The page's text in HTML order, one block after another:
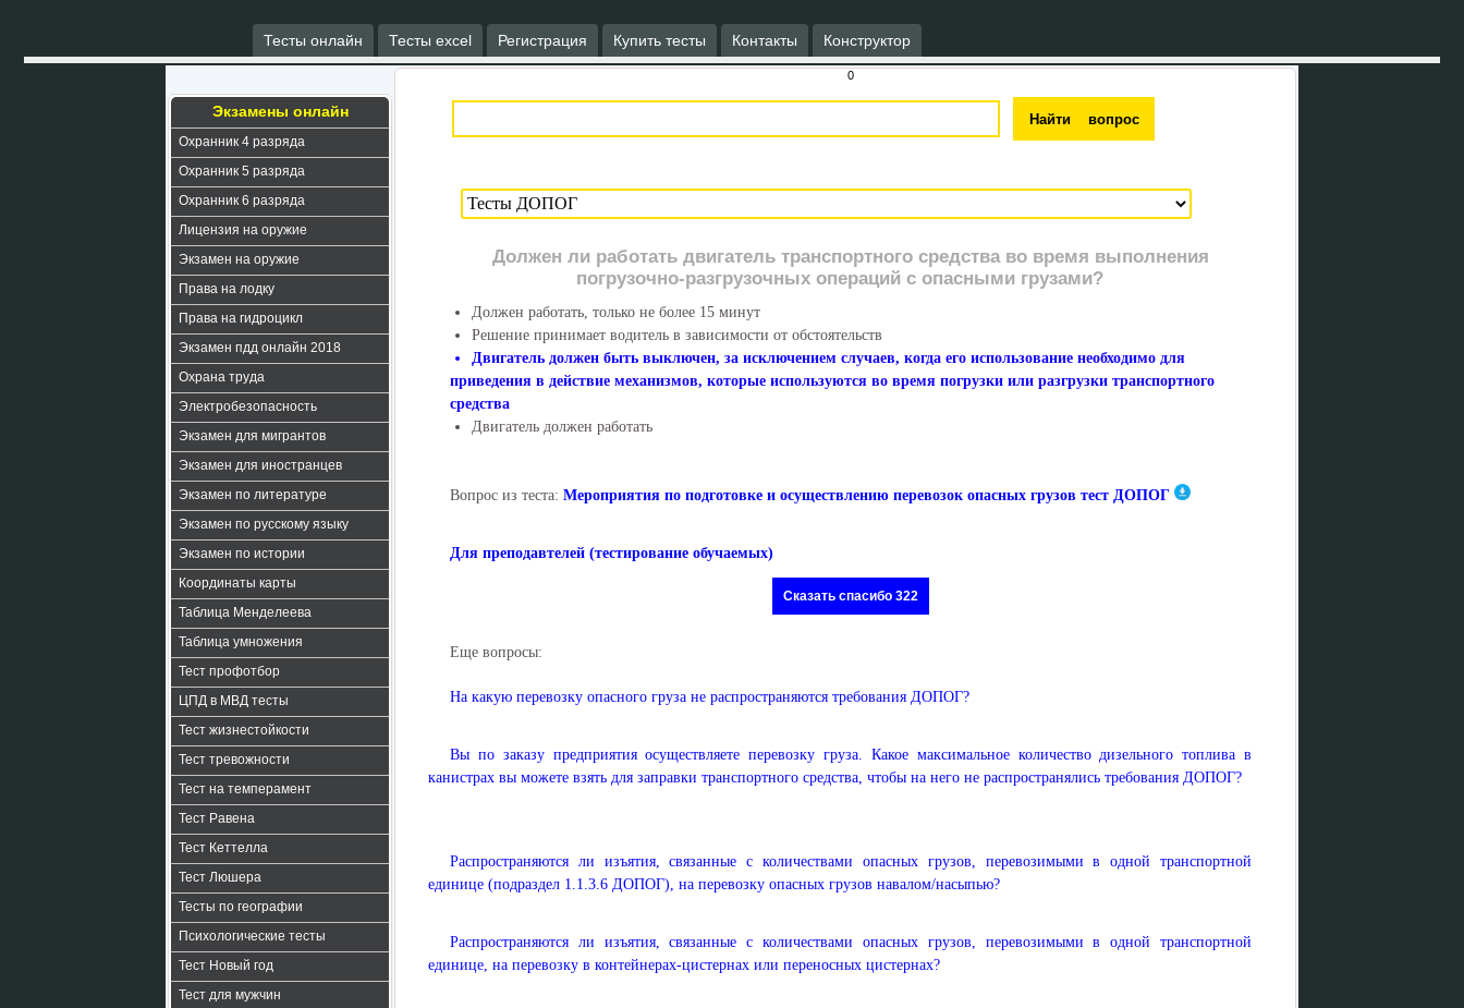
Тесты онлайн Тесты excel Регистрация Купить тесты Контакты Конструктор
Экзамены онлайн
Охранник 4 разряда
Охранник 5 разряда
Охранник 6 разряда
Лицензия на оружие
Экзамен на оружие
Права на лодку
Права на гидроцикл
Экзамен пдд онлайн 2018
Охрана труда
Электробезопасность
Экзамен для мигрантов
Экзамен для иностранцев
Экзамен по литературе
Экзамен по русскому языку
Экзамен по истории
Координаты карты
Таблица Менделеева
Таблица умножения
Тест профотбор
ЦПД в МВД тесты
Тест жизнестойкости
Тест тревожности
Тест на темперамент
Тест Равена
Тест Кеттелла
Тест Люшера
Тесты по географии
Психологические тесты
Тест Новый год
Тест для мужчин
0
Должен ли работать двигатель транспортного средства во время выполнения
погрузочно-разгрузочных операций с опасными грузами?
Должен работать, только не более 15 минут
Решение принимает водитель в зависимости от обстоятельств
Двигатель должен быть выключен, за исключением случаев, когда его использование необходимо для
приведения в действие механизмов, которые используются во время погрузки или разгрузки транспортного
средства
Двигатель должен работать
Вопрос из теста: Мероприятия по подготовке и осуществлению перевозок опасных грузов тест ДОПОГ
Для преподавтелей (тестирование обучаемых)
Сказать спасибо 322
Еще вопросы:
На какую перевозку опасного груза не распространяются требования ДОПОГ?
Вы по заказу предприятия осуществляете перевозку груза. Какое максимальное количество дизельного топлива в
канистрах вы можете взять для заправки транспортного средства, чтобы на него не распространялись требования ДОПОГ?
Распространяются ли изъятия, связанные с количествами опасных грузов, перевозимыми в одной транспортной
единице (подраздел 1.1.3.6 ДОПОГ), на перевозку опасных грузов навалом/насыпью?
Распространяются ли изъятия, связанные с количествами опасных грузов, перевозимыми в одной транспортной
единице, на перевозку в контейнерах-цистернах или переносных цистернах?